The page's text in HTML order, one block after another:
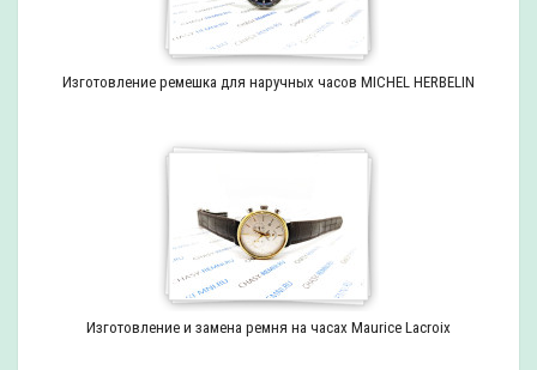
Изготовление ремешка для наручных часов MICHEL HERBELIN
Изготовление и замена ремня на часах Maurice Lacroix